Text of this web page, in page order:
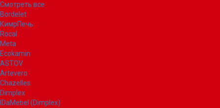
Смотреть все
Bordelet
КимрПечь
Rocal
Meta
Ecokamin
ASTOV
Artevero
Chazelles
Dimplex
IDaMebel (Dimplex)